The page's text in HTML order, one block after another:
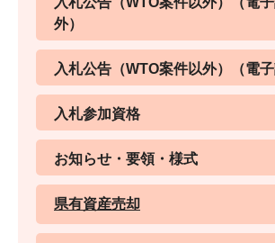
外）
入札公告（WTO案件以外）（電子
入札参加資格
お知らせ・要領・様式
県有資産売却